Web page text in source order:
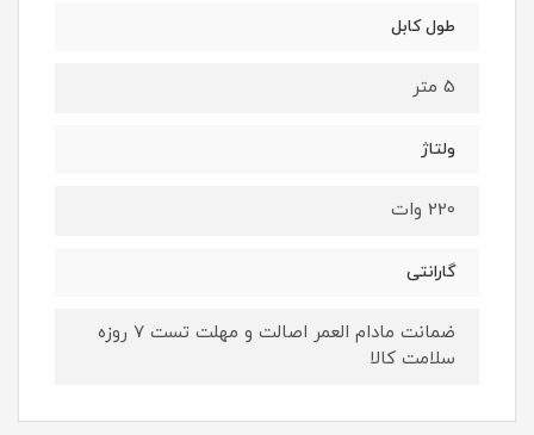
طول کابل
5 متر
ولتاژ
220 وات
گارانتی
ضمانت مادام العمر اصالت و مهلت تست ۷ روزه
سلامت کالا